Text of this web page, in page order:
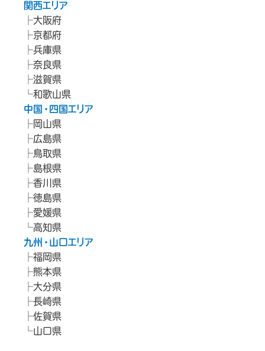
関西エリア
大阪府
京都府
兵庫県
奈良県
滋賀県
和歌山県
中国・四国エリア
岡山県
広島県
鳥取県
島根県
香川県
徳島県
愛媛県
高知県
九州・山口エリア
福岡県
熊本県
大分県
長崎県
佐賀県
山口県